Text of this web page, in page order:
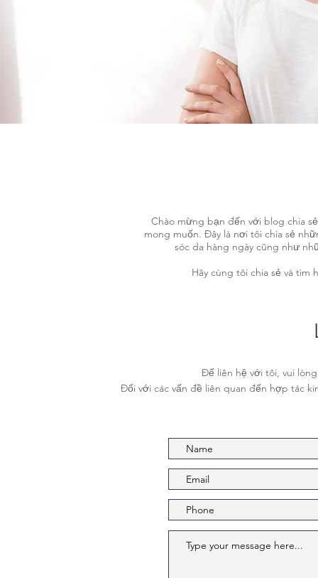
Chào mừng bạn đến với blog chia
mong muốn. Đây là nơi tôi chia sẻ
sóc da hàng ngày cũng như
Hãy cùng tôi chia sẻ và
Để liên hệ với tôi, vui
Đối với các vấn đề liên quan đến hợp tác